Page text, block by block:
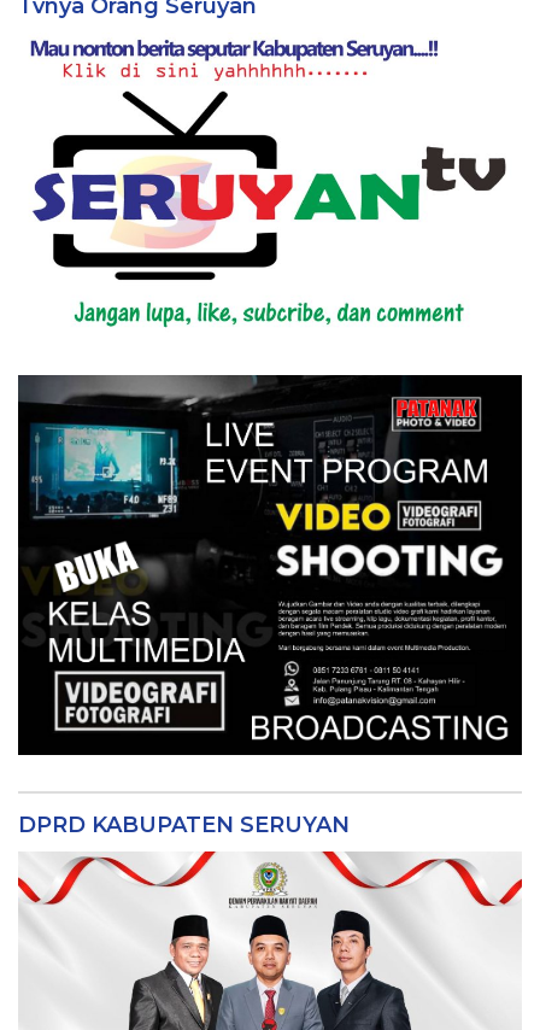
Tvnya Orang Seruyan
DPRD KABUPATEN SERUYAN